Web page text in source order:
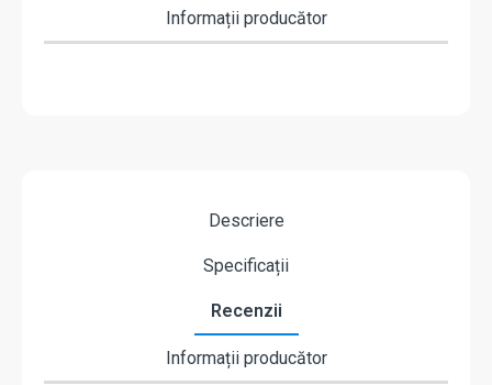
Informații producător
Descriere
Specificații
Recenzii
Informații producător